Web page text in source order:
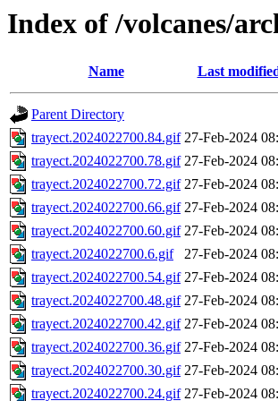
Index of /volcanes/
Name Last
Parent Directory
trayect.2024022700.84.gif 27-Feb-2024
trayect.2024022700.78.gif 27-Feb-2024
trayect.2024022700.72.gif 27-Feb-2024
trayect.2024022700.66.gif 27-Feb-2024
trayect.2024022700.60.gif 27-Feb-2024
trayect.2024022700.6.gif
27-Feb-2024
trayect.2024022700.54.gif 27-Feb-2024
trayect.2024022700.48.gif 27-Feb-2024
trayect.2024022700.42.gif 27-Feb-2024
trayect.2024022700.36.gif 27-Feb-2024
trayect.2024022700.30.gif 27-Feb-2024
trayect.2024022700.24.gif 27-Feb-2024